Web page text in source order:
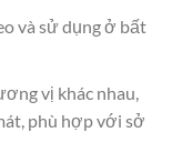
và sử dụng ở bất
vị khác nhau,
phù hợp với sở